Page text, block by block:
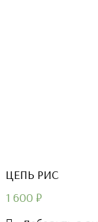
ЦЕПЬ РИС
1 600 ₽